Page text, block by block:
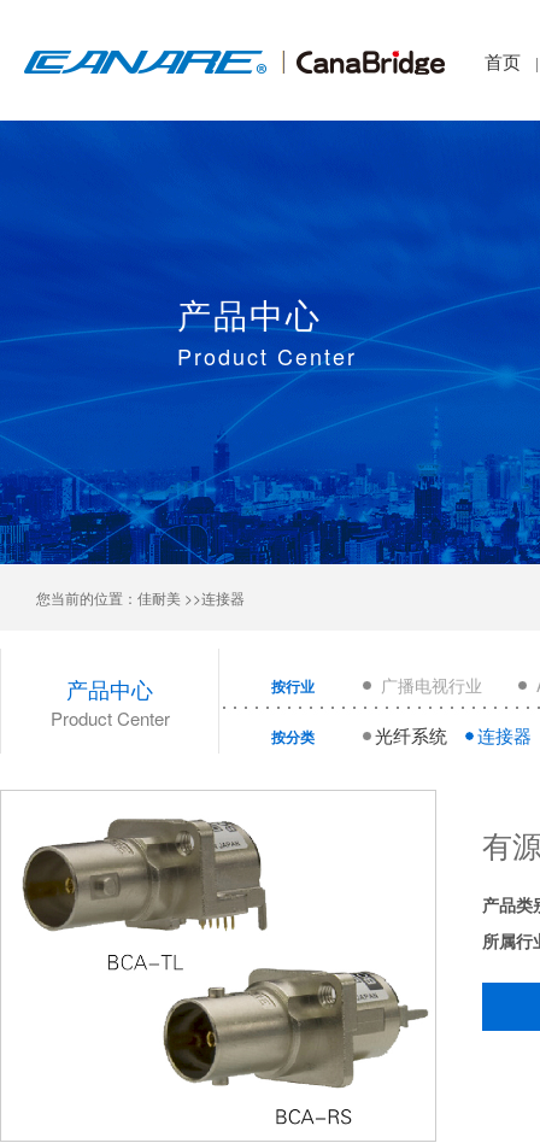
首页 |
产品中心
Product Center
您当前的位置： 佳耐美 >>连接器
产品中心
Product Center
按行业 广播电视行业
按分类 光纤系统 连接器
有
产品类
所属行